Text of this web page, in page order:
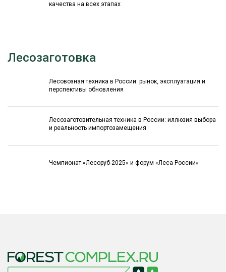
качества на всех этапах
Лесозаготовка
Лесовозная техника в России: рынок, эксплуатация и
перспективы обновления
Лесозаготовительная техника в России: иллюзия выбора
и реальность импортозамещения
Чемпионат «Лесоруб-2025» и форум «Леса России»